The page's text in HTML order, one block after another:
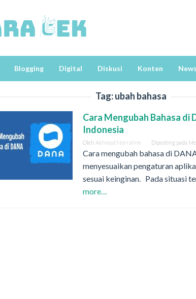
Blogging Digital Diskusi Konten News
Tag:ubah bahasa
Cara Mengubah Bahasa di
Indonesia
Oleh Akhmad Norrahim Diposting pada
Cara mengubah bahasa di
menyesuaikan pengaturan
sesuai keinginan. Pada situasi
more…